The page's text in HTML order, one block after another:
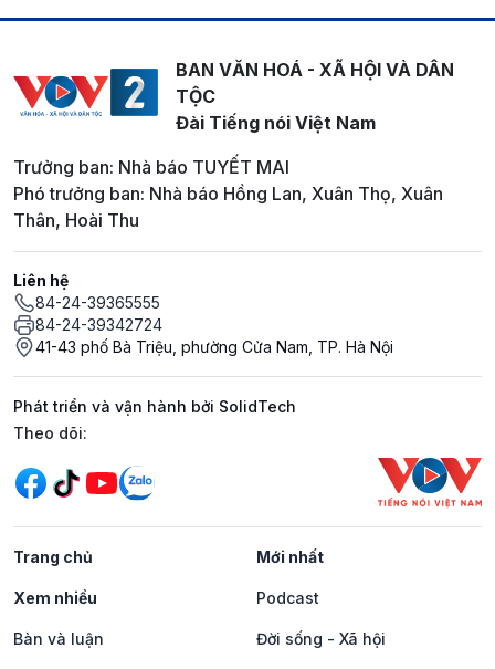
BAN VĂN HOÁ - XÃ HỘI VÀ DÂN
TỘC
Đài Tiếng nói Việt Nam
Trưởng ban: Nhà báo TUYẾT MAI
Phó trưởng ban: Nhà báo Hồng Lan, Xuân Thọ, Xuân
Thân, Hoài Thu
Liên hệ
84-24-39365555
84-24-39342724
41-43 phố Bà Triệu, phường Cửa Nam, TP. Hà Nội
Phát triển và vận hành bởi SolidTech
Mạng xã hội
Theo dõi:
Trang chủ Mới nhất
Xem nhiều Podcast
Bàn và luận Đời sống - Xã hội